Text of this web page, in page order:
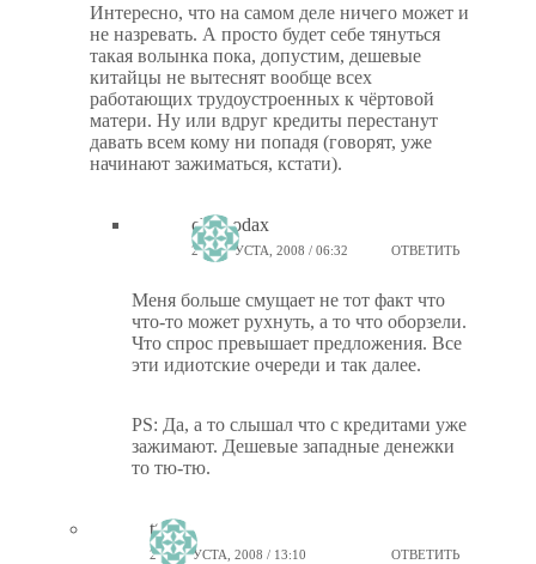
Интересно, что на самом деле ничего может и
не назревать. А просто будет себе тянуться
такая волынка пока, допустим, дешевые
китайцы не вытеснят вообще всех
работающих трудоустроенных к чёртовой
матери. Ну или вдруг кредиты перестанут
давать всем кому ни попадя (говорят, уже
начинают зажиматься, кстати).
chemodax
25 АВГУСТА, 2008 / 06:32 ОТВЕТИТЬ
Меня больше смущает не тот факт что
что-то может рухнуть, а то что оборзели.
Что спрос превышает предложения. Все
эти идиотские очереди и так далее.
PS: Да, а то слышал что с кредитами уже
зажимают. Дешевые западные денежки
то тю-тю.
tttalk
25 АВГУСТА, 2008 / 13:10 ОТВЕТИТЬ